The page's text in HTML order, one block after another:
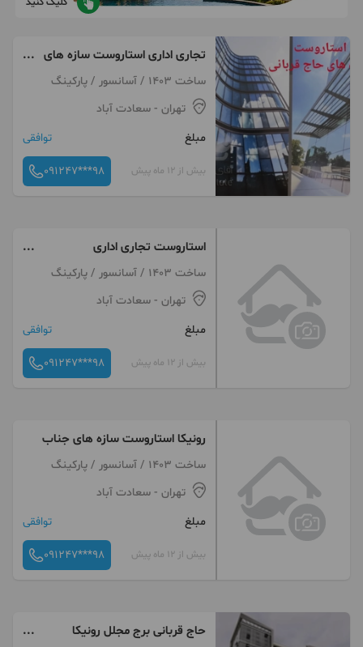
تجاری اداری استاروست سازه های
جناب قربانی
ساخت 1403 / آسانسور / پارکینگ
تهران - سعادت آباد
مبلغ
توافقی
بیش از 12 ماه پیش 091247***98
استاروست تجاری اداری
استاروست
ساخت 1403 / آسانسور / پارکینگ
تهران - سعادت آباد
مبلغ
توافقی
بیش از 12 ماه پیش 091247***98
رونیکا استاروست سازه های جناب
ساخت 1403 / آسانسور / پارکینگ
تهران - سعادت آباد
مبلغ
توافقی
بیش از 12 ماه پیش 091247***98
حاج قربانی برج مجلل رونیکا